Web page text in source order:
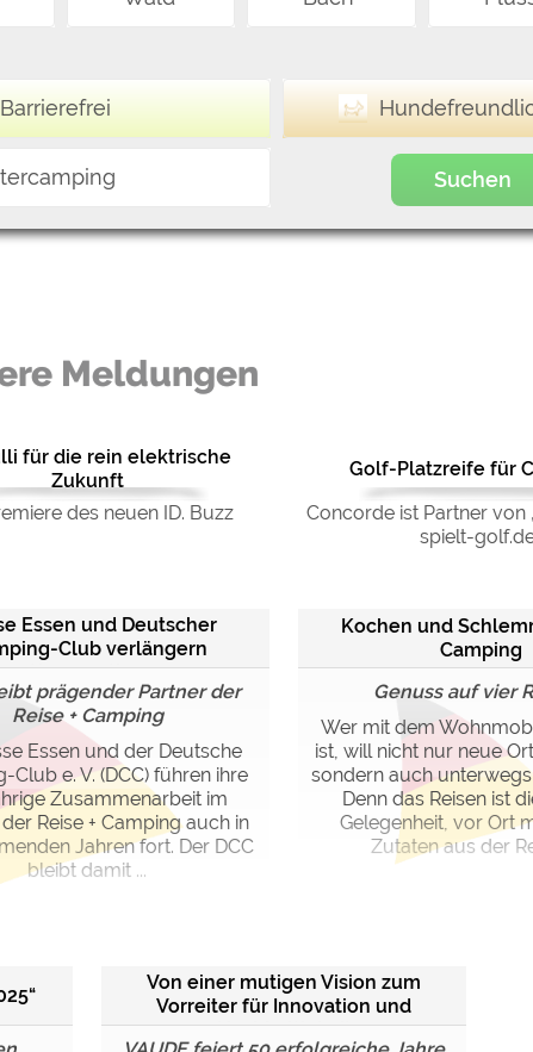
Barrierefrei
Suchen
Meldungen
für die rein elektrische
Zukunft
des neuen ID. Buzz
Golf-Platzreife für
Concorde ist Partner von
spielt-
Essen und Deutscher
Club verlängern
Kooperation
prägender Partner der
Reise + Camping
Essen und der Deutsche
Club e. V. (DCC) führen ihre
Zusammenarbeit im
Reise + Camping auch in
Jahren fort. Der DCC
bleibt damit ...
Kochen und
Camping
Genuss auf vier
Wer mit dem
ist, will nicht nur neue
sondern auch
Denn das Reisen ist
Gelegenheit, vor Ort
Zutaten aus der
Von einer mutigen Vision zum
Vorreiter für Innovation und
Nachhaltigkeit